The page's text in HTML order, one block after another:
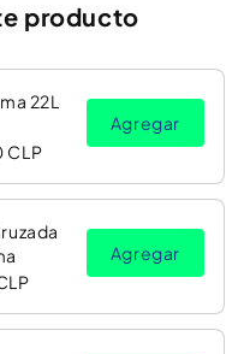
producto
22L
CLP
Agregar
Agregar